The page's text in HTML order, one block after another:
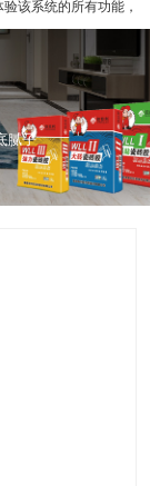
系统的所有功能，
腻子